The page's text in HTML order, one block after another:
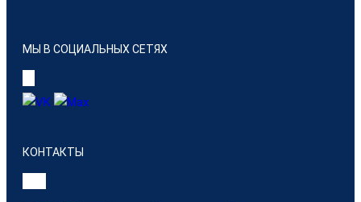
МЫ В СОЦИАЛЬНЫХ СЕТЯХ
КОНТАКТЫ